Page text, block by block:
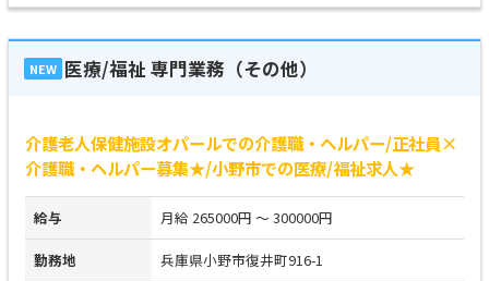
NEW 医療/福祉 専門業務（その他）
介護老人保健施設オパールでの介護職・ヘルパー/正社員×
介護職・ヘルパー募集★/小野市での医療/福祉求人★
給与 月給 265000円 ～ 300000円
勤務地 兵庫県小野市復井町916-1